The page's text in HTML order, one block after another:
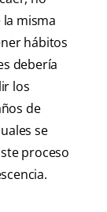
misma
hábitos
debería
los
de
se
proceso